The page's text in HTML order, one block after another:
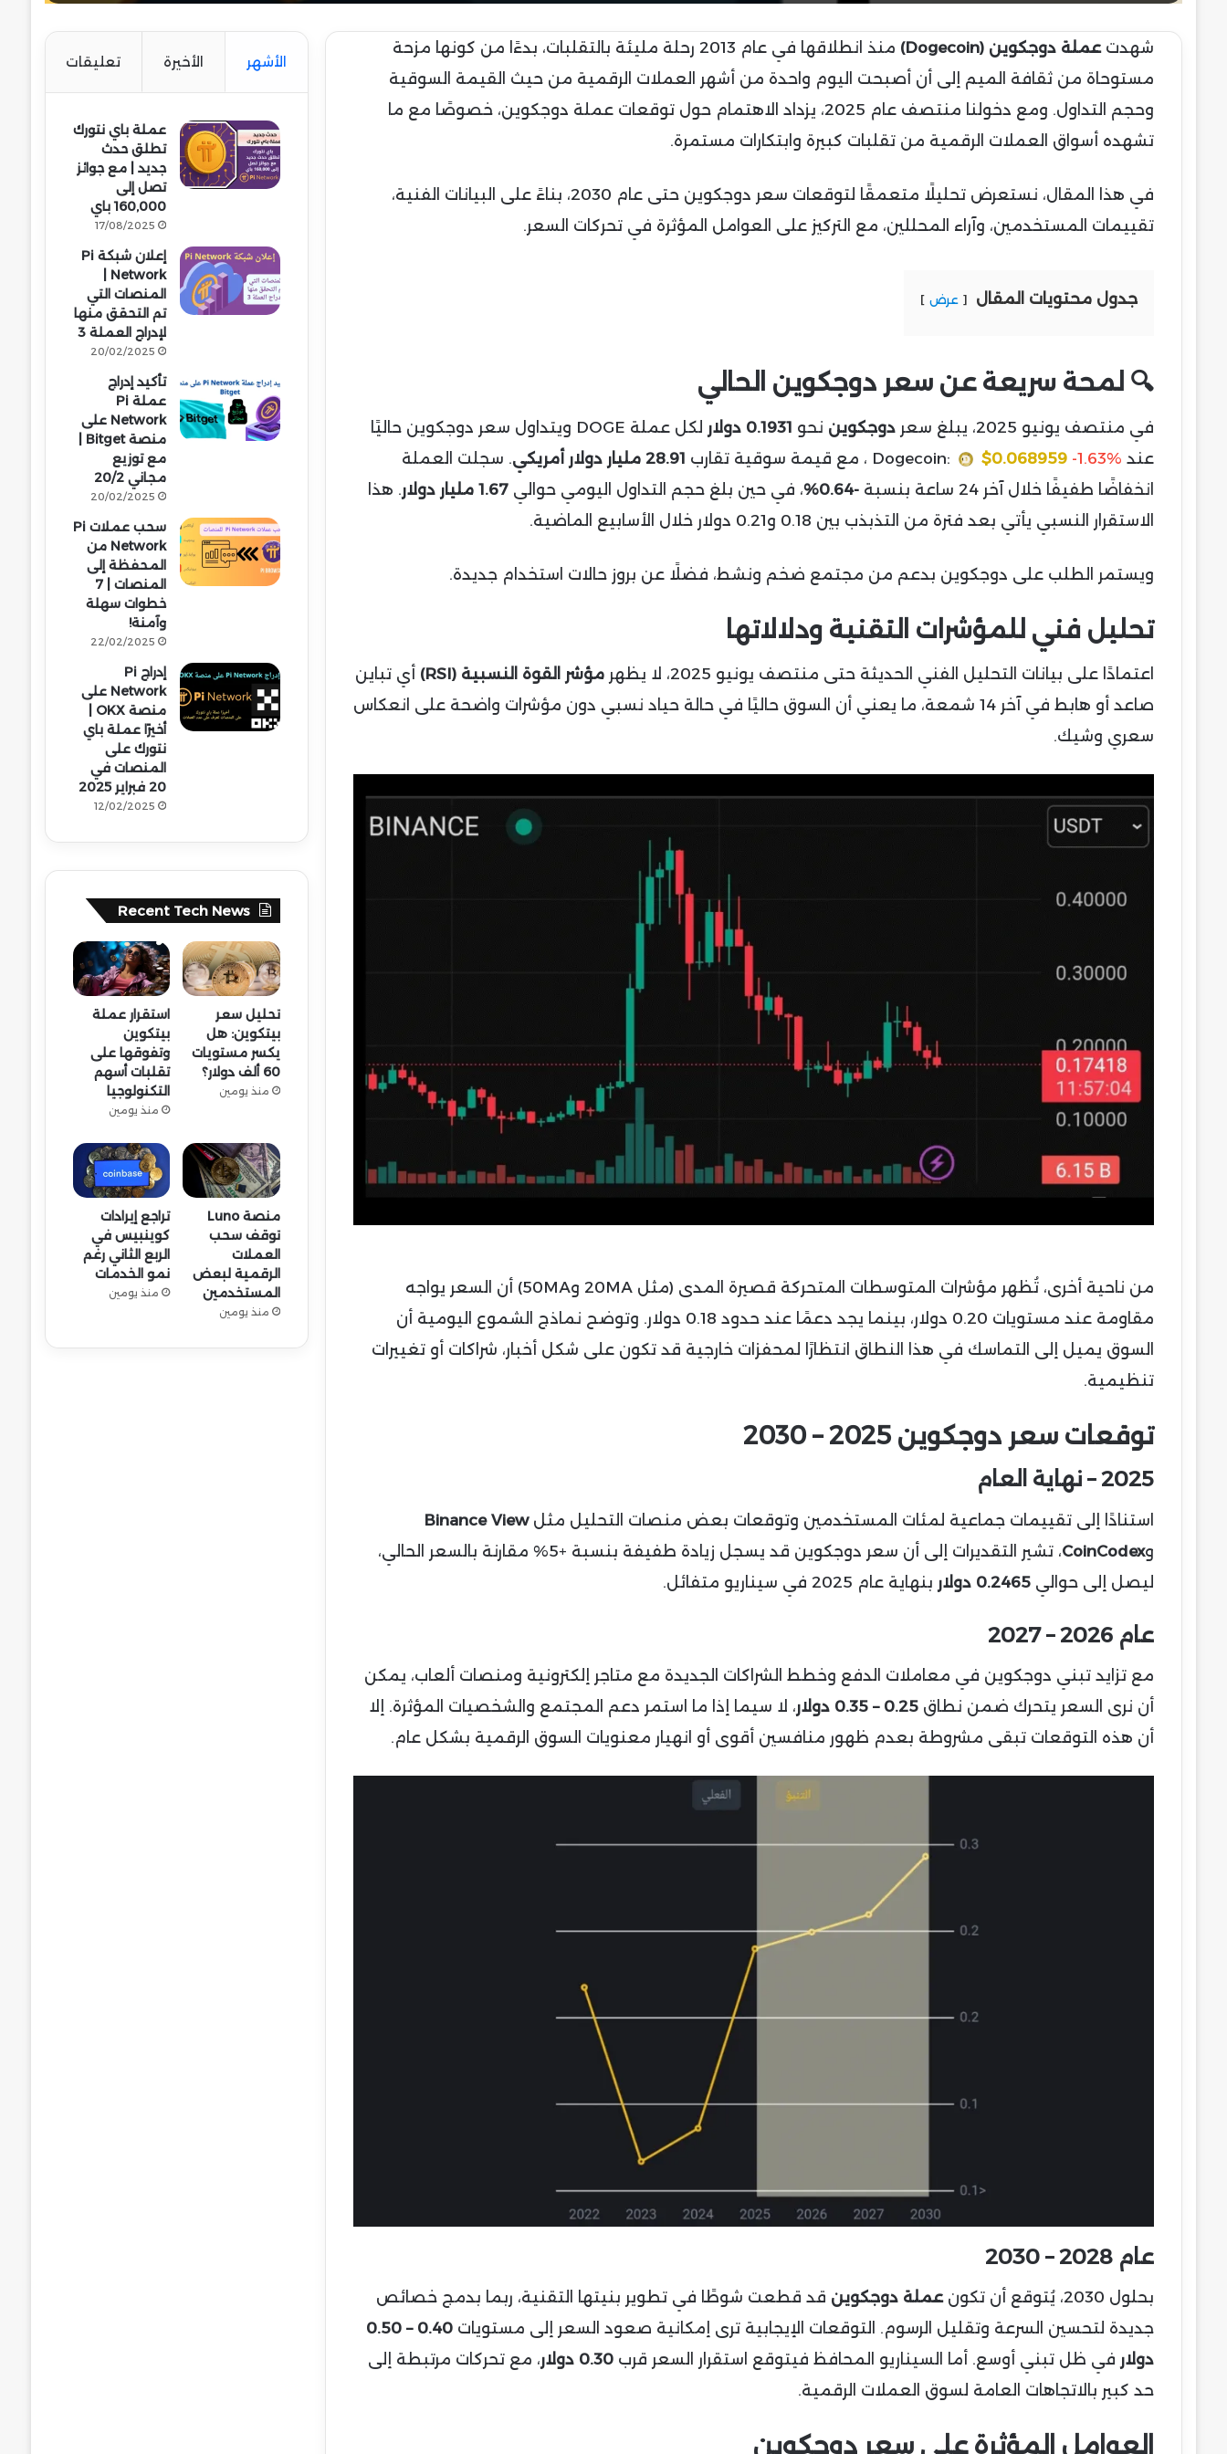
شهدتعملة دوجكوين (Dogecoin)
منذ انطلاقها في عام 2013 رحلة مليئة بالتقلبات، بدءًا من كونها مزحة
مستوحاة من ثقافة الميم إلى أن أصبحت اليوم واحدة من أشهر العملات الرقمية من حيث القيمة السوقية
وحجم التداول. ومع دخولنا منتصف عام 2025، يزداد الاهتمام حول توقعات عملة دوجكوين، خصوصًا مع ما
تشهده أسواق العملات الرقمية من تقلبات كبيرة وابتكارات مستمرة.
في هذا المقال، نستعرض تحليلًا متعمقًا لتوقعات سعر دوجكوين حتى عام 2030، بناءً على البيانات الفنية،
تقييمات المستخدمين، وآراء المحللين، مع التركيز على العوامل المؤثرة في تحركات السعر.
جدول محتويات المقال عرض
🔍 لمحة سريعة عن سعر دوجكوين الحالي
في منتصف يونيو 2025، يبلغ سعر دوجكوين نحو 0.1931 دولار
لكل عملة DOGE ويتداول سعر دوجكوين حاليًا
عند
Dogecoin: $0.068959 -1.63% ، مع قيمة سوقية تقارب 28.91 مليار دولار أمريكي
. سجلت العملة
انخفاضًا طفيفًا خلال آخر 24 ساعة بنسبة
-0.64% ، في حين بلغ حجم التداول اليومي حوالي 1.67 مليار دولار
. هذا
الاستقرار النسبي يأتي بعد فترة من التذبذب بين 0.18 و0.21 دولار خلال الأسابيع الماضية.
ويستمر الطلب على دوجكوين بدعم من مجتمع ضخم ونشط، فضلًا عن بروز حالات استخدام جديدة.
تحليل فني للمؤشرات التقنية ودلالاتها
اعتمادًا على بيانات التحليل الفني الحديثة حتى منتصف يونيو 2025، لا يظهر مؤشر القوة النسبية (RSI)
أي تباين
صاعد أو هابط في آخر 14 شمعة، ما يعني أن السوق حاليًا في حالة حياد نسبي دون مؤشرات واضحة على انعكاس
سعري وشيك.
من ناحية أخرى، تُظهر مؤشرات المتوسطات المتحركة قصيرة المدى (مثل 20MA و50MA) أن السعر يواجه
مقاومة عند مستويات 0.20 دولار، بينما يجد دعمًا عند حدود 0.18 دولار. وتوضح نماذج الشموع اليومية أن
السوق يميل إلى التماسك في هذا النطاق انتظارًا لمحفزات خارجية قد تكون على شكل أخبار، شراكات أو تغييرات
تنظيمية.
توقعات سعر دوجكوين 2025 – 2030
2025 – نهاية العام
استنادًا إلى تقييمات جماعية لمئات المستخدمين وتوقعات بعض منصات التحليل مثلBinance View
وCoinCodex
، تشير التقديرات إلى أن سعر دوجكوين قد يسجل زيادة طفيفة بنسبة +5% مقارنة بالسعر الحالي،
ليصل إلى حوالي 0.2465 دولار بنهاية عام 2025 في سيناريو متفائل.
عام 2026 – 2027
مع تزايد تبني دوجكوين في معاملات الدفع وخطط الشراكات الجديدة مع متاجر إلكترونية ومنصات ألعاب، يمكن
أن نرى السعر يتحرك ضمن نطاق 0.25 – 0.35 دولار
، لا سيما إذا ما استمر دعم المجتمع والشخصيات المؤثرة. إلا
أن هذه التوقعات تبقى مشروطة بعدم ظهور منافسين أقوى أو انهيار معنويات السوق الرقمية بشكل عام.
عام 2028 – 2030
بحلول 2030، يُتوقع أن تكون عملة دوجكوين قد قطعت شوطًا في تطوير بنيتها التقنية، ربما بدمج خصائص
جديدة لتحسين السرعة وتقليل الرسوم. التوقعات الإيجابية ترى إمكانية صعود السعر إلى مستويات
0.40 – 0.50
دولار في ظل تبني أوسع. أما السيناريو المحافظ فيتوقع استقرار السعر قرب 0.30 دولار
، مع تحركات مرتبطة إلى
حد كبير بالاتجاهات العامة لسوق العملات الرقمية.
العوامل المؤثرة على سعر دوجكوين
الأشهر الأخيرة تعليقات
عملة باي نتورك
تطلق حدث
جديد | مع جوائز
تصل إلى
160,000 باي
17/08/2025
إعلان شبكة Pi
المنصات التي
تم التحقق منها
لإدراج العملة 3
20/02/2025
تأكيد إدراج
عملة Pi
Network على
مع توزيع
مجاني 20/2
20/02/2025
سحب عملات Pi
Network من
المحفظة إلى
المنصات | 7
خطوات سهلة
وآمنة!
22/02/2025
إدراج Pi
Network على
أخيرًا عملة باي
نتورك على
المنصات في
20 فبراير 2025
12/02/2025
Recent Tech News
تحليل سعر
بيتكوين: هل
يكسر مستويات
60 ألف دولار؟
منذ يومين
استقرار عملة
بيتكوين
وتفوقها على
تقلبات أسهم
التكنولوجيا
منذ يومين
منصة Luno
توقف سحب
العملات
الرقمية لبعض
المستخدمين
منذ يومين
تراجع إيرادات
كوينبيس في
الربع الثاني رغم
نمو الخدمات
منذ يومين